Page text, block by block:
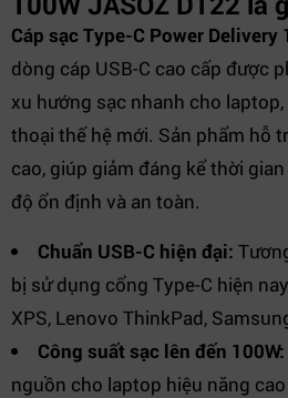
Cáp sạc Type-C Power Delivery
dòng cáp USB-C cao cấp được
xu hướng sạc nhanh cho
thoại thế hệ mới. Sản phẩm hỗ
cao, giúp giảm đáng kể thời
độ ổn định và an toàn.
Chuẩn USB-C hiện đại:
bị sử dụng cổng Type-C hiện
XPS, Lenovo ThinkPad,
Công suất sạc lên đến 100W:
nguồn cho laptop hiệu năng